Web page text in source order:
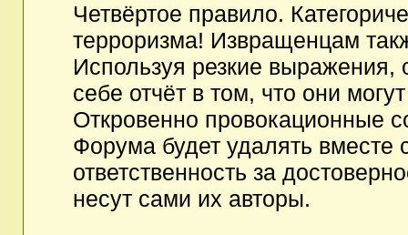
Четвёртое правило.
терроризма! Извращенцам
Используя резкие выражения,
себе отчёт в том, что они
Откровенно провокационные
Форума будет удалять вместе
ответственность за
несут сами их авторы.